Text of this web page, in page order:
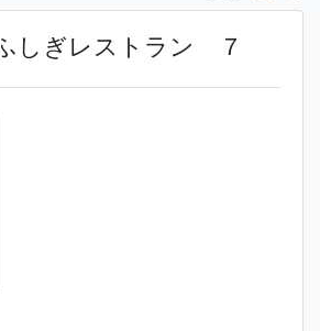
しぎレストラン ７